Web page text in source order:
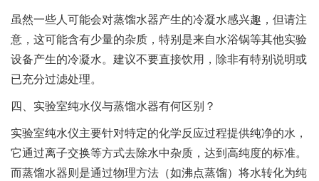
虽然一些人可能会对蒸馏水器产生的冷凝水感兴趣，但请注
意，这可能含有少量的杂质，特别是来自水浴锅等其他实验
设备产生的冷凝水。建议不要直接饮用，除非有特别说明或
已充分过滤处理。
四、实验室纯水仪与蒸馏水器有何区别？
实验室纯水仪主要针对特定的化学反应过程提供纯净的水，
它通过离子交换等方式去除水中杂质，达到高纯度的标准。
而蒸馏水器则是通过物理方法（如沸点蒸馏）将水转化为纯